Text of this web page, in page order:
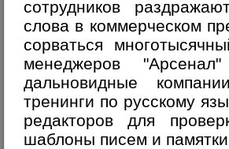
сотрудников
слова в коммерческом
сорваться
менеджеров
дальновидные
тренинги по русскому
редакторов для
шаблоны писем и